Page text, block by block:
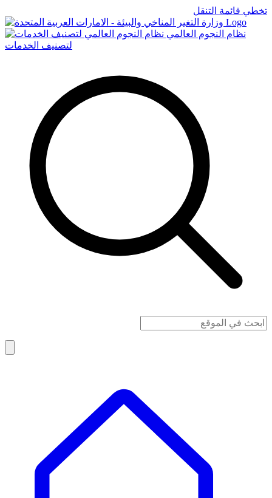
تخطي قائمة التنقل
Logo
نظام النجوم العالمي
لتصنيف الخدمات